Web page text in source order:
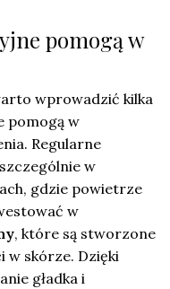
pomogą w
wprowadzić kilka
pomogą w
Regularne
w
gdzie powietrze
w
, które są stworzone
w skórze. Dzięki
gładka i